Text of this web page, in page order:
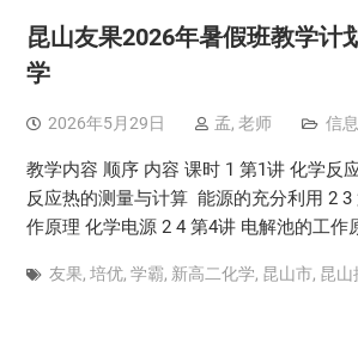
昆山友果2026年暑假班教学计
学
2026年5月29日 孟, 老师 信息
教学内容 顺序 内容 课时 1 第1讲 化学反
反应热的测量与计算 能源的充分利用 2 3
作原理 化学电源 2 4 第4讲 电解池的工作
友果, 培优, 学霸, 新高二化学, 昆山市, 昆山